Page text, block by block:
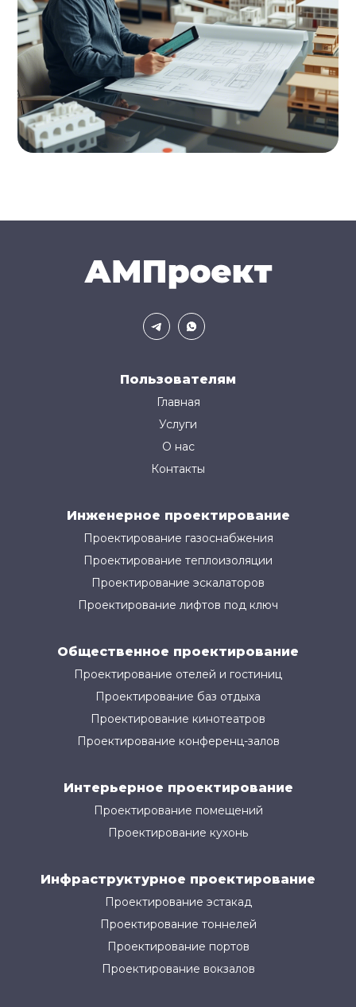
Пользователям
Главная
Услуги
О нас
Контакты
Инженерное проектирование
Проектирование газоснабжения
Проектирование теплоизоляции
Проектирование эскалаторов
Проектирование лифтов под ключ
Общественное проектирование
Проектирование отелей и гостиниц
Проектирование баз отдыха
Проектирование кинотеатров
Проектирование конференц-залов
Интерьерное проектирование
Проектирование помещений
Проектирование кухонь
Инфраструктурное проектирование
Проектирование эстакад
Проектирование тоннелей
Проектирование портов
Проектирование вокзалов